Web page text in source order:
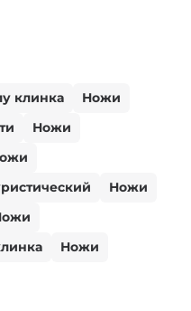
клинка
Ножи
Ножи
Ножи
Ножи